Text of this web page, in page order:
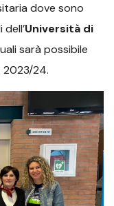
dove sono
Università di
sarà possibile
2023/24.